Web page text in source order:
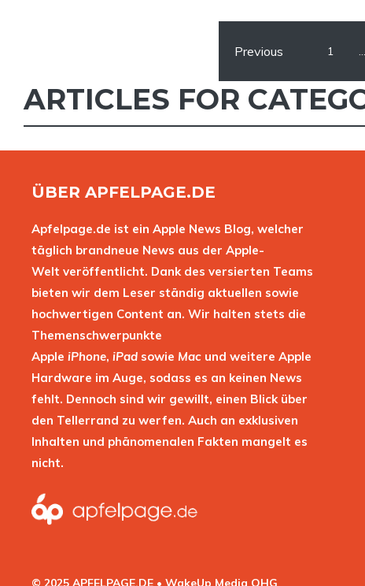
Previous 1 …
ARTICLES FOR
ÜBER APFELPAGE.DE
Apfelpage.de ist ein Apple News Blog, welcher
täglich brandneue News aus der Apple-
Welt veröffentlicht. Dank des versierten Teams
bieten wir dem Leser ständig aktuellen sowie
hochwertigen Content an. Wir halten stets die
Themenschwerpunkte
Apple iPhone, iPad sowie Mac und weitere Apple
Hardware im Auge, sodass es an keinen News
fehlt. Dennoch sind wir gewillt, einen Blick über
den Tellerrand zu werfen. Auch an exklusiven
Inhalten und phänomenalen Fakten mangelt es
nicht.
© 2025 APFELPAGE.DE • WakeUp Media OHG